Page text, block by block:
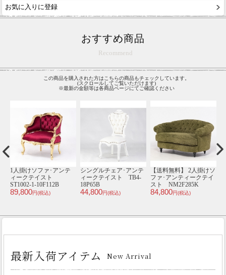
お気に入りに登録
おすすめ商品
Recommend
この商品を購入された方はこちらの商品もチェックしています。
(スクロールしてご覧いただけます)
※最新の金額等は各商品ページにてご確認ください
チェア･アンテ
イスト TB4-
円(税込)
【送料無料】 2人掛けソ
ファ･アンティークテイ
スト NM2F285K
円(税込)
スツール･アンティーク
テイスト VOLP63K
円(税込)
コーヒーテ
ティーク
E2024-C-18